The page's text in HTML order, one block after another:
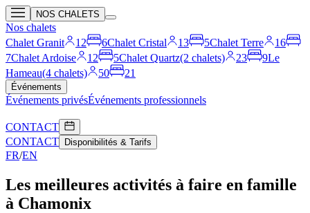
NOS CHALETS
Nos chalets
Chalet Granit
12 6Chalet Cristal 13 5Chalet Terre
16
7Chalet Ardoise 12 5Chalet Quartz(2 chalets) 23 9Le
Hameau(4 chalets) 50 21
Événements
Événements privésÉvénements professionnels
CONTACT
CONTACT
Disponibilités & Tarifs
FR/EN
Les meilleures activités à faire en famille
à Chamonix